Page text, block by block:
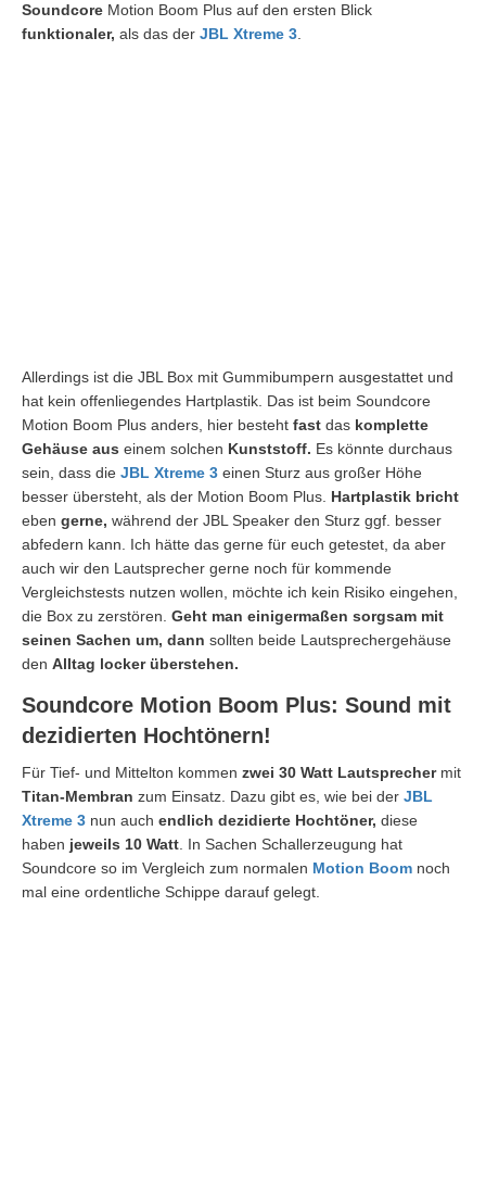
Soundcore Motion Boom Plus auf den ersten Blick
funktionaler, als das der JBL Xtreme 3
Allerdings ist die JBL Box mit Gummibumpern ausgestattet und
hat kein offenliegendes Hartplastik. Das ist beim Soundcore
Motion Boom Plus anders, hier besteht fast das komplette
Gehäuse aus einem solchen Kunststoff. Es könnte durchaus
sein, dass die JBL Xtreme 3 einen Sturz aus großer Höhe
besser übersteht, als der Motion Boom Plus. Hartplastik bricht
eben gerne, während der JBL Speaker den Sturz ggf. besser
abfedern kann. Ich hätte das gerne für euch getestet, da aber
auch wir den Lautsprecher gerne noch für kommende
Vergleichstests nutzen wollen, möchte ich kein Risiko eingehen,
die Box zu zerstören. Geht man einigermaßen sorgsam mit
seinen Sachen um, dann sollten beide Lautsprechergehäuse
den Alltag locker überstehen.
Soundcore Motion Boom Plus: Sound mit
dezidierten Hochtönern!
Für Tief- und Mittelton kommen zwei 30 Watt Lautsprechermit
Titan-Membran zum Einsatz. Dazu gibt es, wie bei der JBL
Xtreme 3 nun auch endlich dezidierte Hochtöner, diese
haben jeweils 10 Watt . In Sachen Schallerzeugung hat
Soundcore so im Vergleich zum normalen Motion Boom noch
mal eine ordentliche Schippe darauf gelegt.